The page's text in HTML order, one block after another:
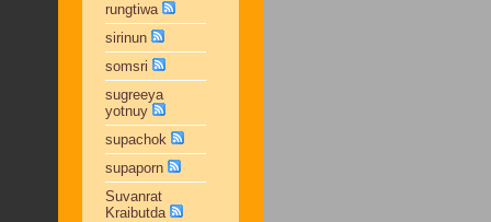
rungtiwa
sirinun
somsri
sugreeya
yotnuy
supachok
supaporn
Suvanrat
Kraibutda